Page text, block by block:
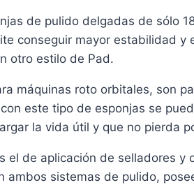
de pulido delgadas de sólo
conseguir mayor estabilidad
otro estilo de Pad.
máquinas roto orbitales, son
este tipo de esponjas se
la vida útil y que no pierda
el de aplicación de selladores
sistemas de pulido,